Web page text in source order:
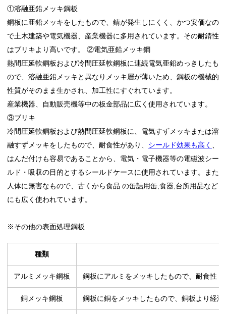
①溶融亜鉛メッキ鋼板
鋼板に亜鉛メッキをしたもので、錆が発生しにくく、かつ安価なの
で土木建築や電気機器、産業機器に多用されています。その耐錆性
はブリキより高いです。 ②電気亜鉛メッキ鋼
熱間圧延軟鋼板および冷間圧延軟鋼板に連続電気亜鉛めっきしたも
ので、溶融亜鉛メッキと異なりメッキ層が薄いため、鋼板の機械的
性質がそのまま生かされ、加工性にすぐれています。
産業機器、自動販売機等中の板金部品に広く使用されています。
③ブリキ
冷間圧延軟鋼板および熱間圧延軟鋼板に、電気すずメッキまたは溶
融すずメッキをしたもので、耐食性があり、 シールド効果も高く 、
はんだ付けも容易であることから、電気・電子機器等の電磁波シー
ルド・吸収の目的とするシールドケースに使用されています。また
人体に無害なもので、古くから食品 の缶詰用缶,食器,台所用品など
にも広く使われています。
※その他の表面処理鋼板
種類
アルミメッキ鋼板 鋼板にアルミをメッキしたもので、耐食性
銅メッキ鋼板 鋼板に銅をメッキしたもので、銅板より経